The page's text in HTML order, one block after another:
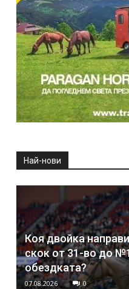
Най-нови
Коя двойка
скок от 31-во до
обездката?
07.08.2026 0